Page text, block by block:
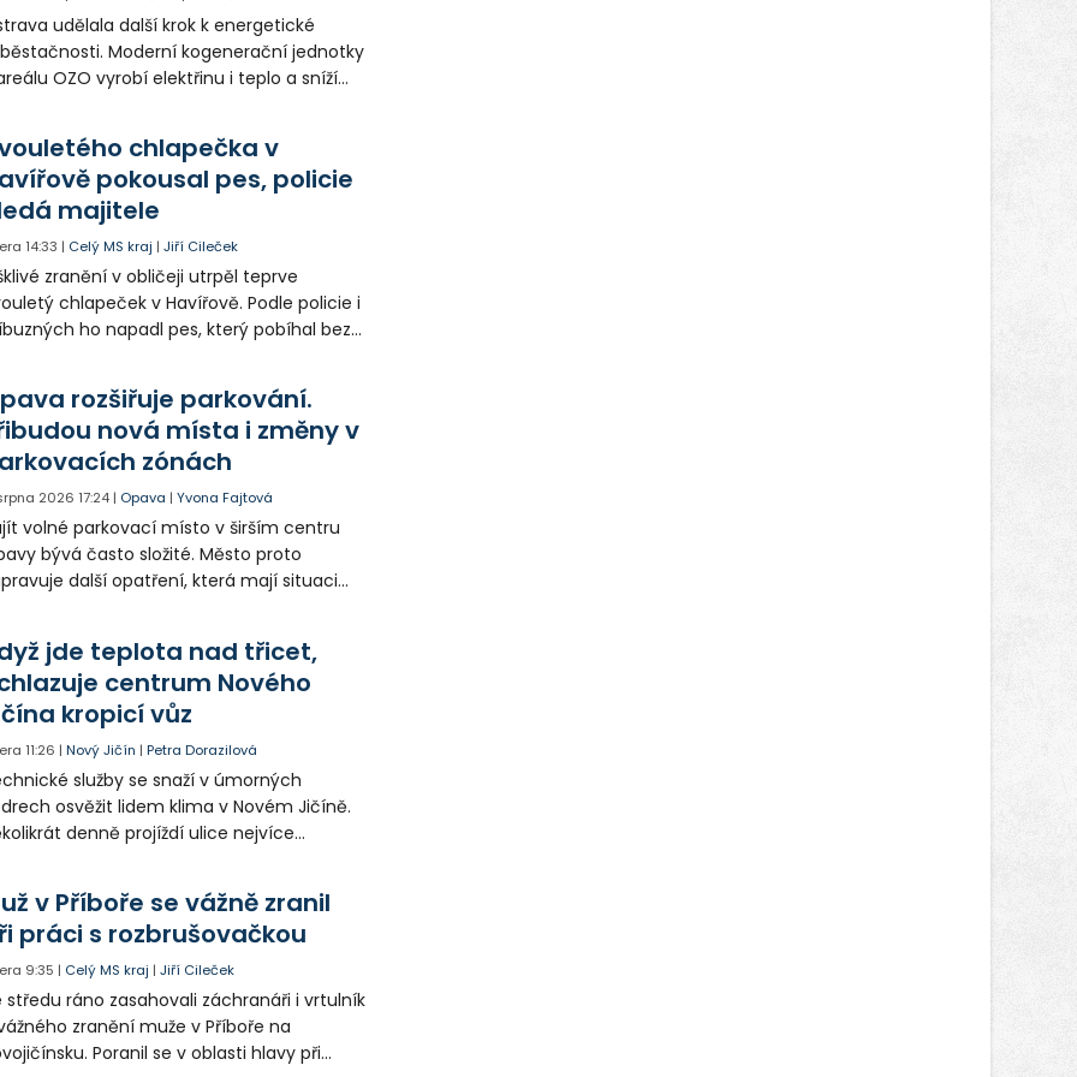
udělala další krok k energetické
Moderní kogenerační jednotky
OZO vyrobí elektřinu i teplo a sníží
chlapečka v
pokousal pes, policie
majitele
14:33 | Celý MS kraj |Jiří Cileček
zranění v obličeji utrpěl teprve
chlapeček v Havířově. Podle policie i
ho napadl pes, který pobíhal bez
Případem už se zabývá policie, která
psa hledá.
rozšiřuje parkování.
nová místa i změny v
zónách
2026 17:24 | Opava |Yvona Fajtová
volné parkovací místo v širším centru
bývá často složité. Město proto
další opatření, která mají situaci
řidiče v parkovacích zónách.
jde teplota nad třicet,
centrum Nového
kropicí vůz
11:26 |Nový Jičín |Petra Dorazilová
služby se snaží v úmorných
osvěžit lidem klima v Novém Jičíně.
denně projíždí ulice nejvíce
v Příboře se vážně zranil
práci s rozbrušovačkou
9:35 | Celý MS kraj |Jiří Cileček
středu ráno zasahovali záchranáři i vrtulník
zranění muže v Příboře na
Poranil se v oblasti hlavy při